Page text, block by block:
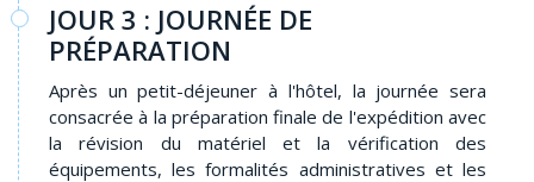
JOUR 3 : JOURNÉE DE
PRÉPARATION
Après un petit-déjeuner à l'hôtel, la journée sera
consacrée à la préparation finale de l'expédition avec
la révision du matériel et la vérification des
équipements, les formalités administratives et les